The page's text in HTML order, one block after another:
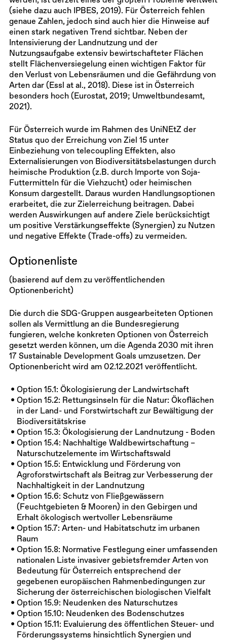
(siehe dazu auch IPBES, 2019). Für Österreich fehlen
genaue Zahlen, jedoch sind auch hier die Hinweise auf
einen stark negativen Trend sichtbar. Neben der
Intensivierung der Landnutzung und der
Nutzungsaufgabe extensiv bewirtschafteter Flächen
stellt Flächenversiegelung einen wichtigen Faktor für
den Verlust von Lebensräumen und die Gefährdung von
Arten dar (Essl at al., 2018). Diese ist in Österreich
besonders hoch (Eurostat, 2019; Umweltbundesamt,
2021).
Für Österreich wurde im Rahmen des UniNEtZ der
Status quo der Erreichung von Ziel 15 unter
Einbeziehung von telecoupling Effekten, also
Externalisierungen von Biodiversitätsbelastungen durch
heimische Produktion (z.B. durch Importe von Soja-
Futtermitteln für die Viehzucht) oder heimischen
Konsum dargestellt. Daraus wurden Handlungsoptionen
erarbeitet, die zur Zielerreichung beitragen. Dabei
werden Auswirkungen auf andere Ziele berücksichtigt
um positive Verstärkungseffekte (Synergien) zu Nutzen
und negative Effekte (Trade-offs) zu vermeiden.
Optionenliste
(basierend auf dem zu veröffentlichenden
Optionenbericht)
Die durch die SDG-Gruppen ausgearbeiteten Optionen
sollen als Vermittlung an die Bundesregierung
fungieren, welche konkreten Optionen von Österreich
gesetzt werden können, um die Agenda 2030 mit ihren
17 Sustainable Development Goals umzusetzen. Der
Optionenbericht wird am 02.12.2021 veröffentlicht.
Option 15.1: Ökologisierung der Landwirtschaft
Option 15.2: Rettungsinseln für die Natur: Ökoflächen
in der Land- und Forstwirtschaft zur Bewältigung der
Biodiversitätskrise
Option 15.3: Ökologisierung der Landnutzung - Boden
Option 15.4: Nachhaltige Waldbewirtschaftung –
Naturschutzelemente im Wirtschaftswald
Option 15.5: Entwicklung und Förderung von
Agroforstwirtschaft als Beitrag zur Verbesserung der
Nachhaltigkeit in der Landnutzung
Option 15.6: Schutz von Fließgewässern
(Feuchtgebieten & Mooren) in den Gebirgen und
Erhalt ökologisch wertvoller Lebensräume
Option 15.7: Arten- und Habitatschutz im urbanen
Raum
Option 15.8: Normative Festlegung einer umfassenden
nationalen Liste invasiver gebietsfremder Arten von
Bedeutung für Österreich entsprechend der
gegebenen europäischen Rahmenbedingungen zur
Sicherung der österreichischen biologischen Vielfalt
Option 15.9: Neudenken des Naturschutzes
Option 15.10: Neudenken des Bodenschutzes
Option 15.11: Evaluierung des öffentlichen Steuer- und
Förderungssystems hinsichtlich Synergien und